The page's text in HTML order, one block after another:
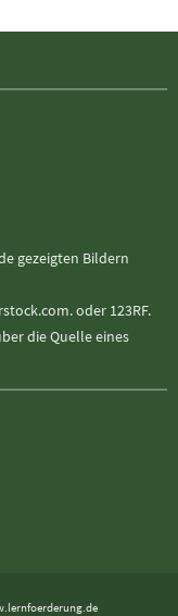
gezeigten Bildern
oder 123RF.
die Quelle eines